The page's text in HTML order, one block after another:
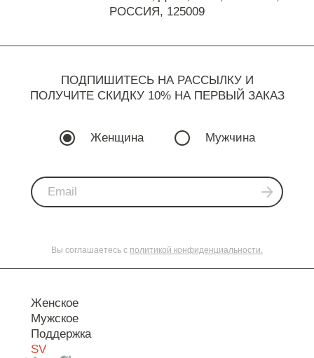
РОССИЯ, 125009
ПОДПИШИТЕСЬ НА РАССЫЛКУ И
ПОЛУЧИТЕ СКИДКУ 10% НА ПЕРВЫЙ ЗАКАЗ
Женщина Мужчина
Вы соглашаетесь с политикой конфиденциальности.
Женское
Мужское
Поддержка
SV